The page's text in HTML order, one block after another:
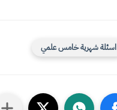
اسئلة شهرية خامس علمي